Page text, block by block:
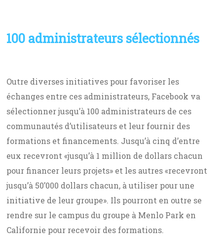
100 administrateurs sélectionnés
Outre diverses initiatives pour favoriser les
échanges entre ces administrateurs, Facebook va
sélectionner jusqu’à 100 administrateurs de ces
communautés d’utilisateurs et leur fournir des
formations et financements. Jusqu’à cinq d’entre
eux recevront «jusqu’à 1 million de dollars chacun
pour financer leurs projets» et les autres «recevront
jusqu’à 50’000 dollars chacun, à utiliser pour une
initiative de leur groupe». Ils pourront en outre se
rendre sur le campus du groupe à Menlo Park en
Californie pour recevoir des formations.